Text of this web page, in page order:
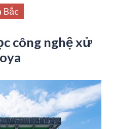
Bắc
công nghệ xử